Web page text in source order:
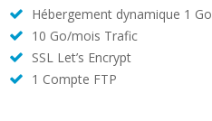
Hébergement dynamique 1 Go
10 Go/mois Trafic
SSL Let’s Encrypt
1 Compte FTP